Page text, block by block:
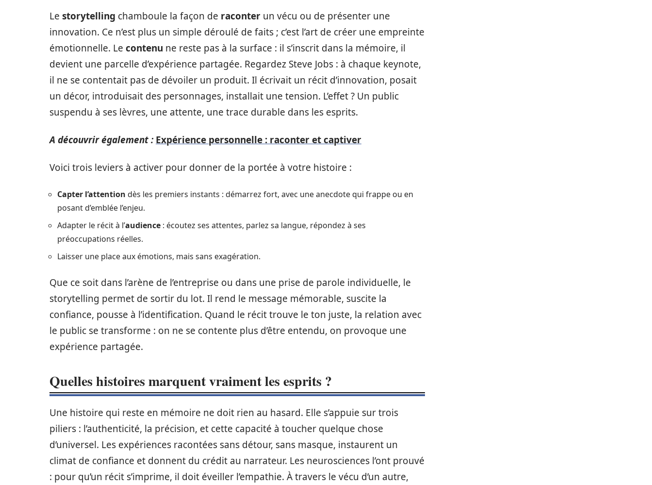
Le storytelling chamboule la façon de raconter un vécu ou de présenter une
innovation. Ce n’est plus un simple déroulé de faits ; c’est l’art de créer une empreinte
émotionnelle. Le contenu ne reste pas à la surface : il s’inscrit dans la mémoire, il
devient une parcelle d’expérience partagée. Regardez Steve Jobs : à chaque keynote,
il ne se contentait pas de dévoiler un produit. Il écrivait un récit d’innovation, posait
un décor, introduisait des personnages, installait une tension. L’effet ? Un public
suspendu à ses lèvres, une attente, une trace durable dans les esprits.
A découvrir également : Expérience personnelle : raconter et captiver
Voici trois leviers à activer pour donner de la portée à votre histoire :
Capter l’attention dès les premiers instants : démarrez fort, avec une anecdote qui frappe ou en
posant d’emblée l’enjeu.
Adapter le récit à l’audience : écoutez ses attentes, parlez sa langue, répondez à ses
préoccupations réelles.
Laisser une place aux émotions, mais sans exagération.
Que ce soit dans l’arène de l’entreprise ou dans une prise de parole individuelle, le
storytelling permet de sortir du lot. Il rend le message mémorable, suscite la
confiance, pousse à l’identification. Quand le récit trouve le ton juste, la relation avec
le public se transforme : on ne se contente plus d’être entendu, on provoque une
expérience partagée.
Quelles histoires marquent vraiment les esprits ?
Une histoire qui reste en mémoire ne doit rien au hasard. Elle s’appuie sur trois
piliers : l’authenticité, la précision, et cette capacité à toucher quelque chose
d’universel. Les expériences racontées sans détour, sans masque, instaurent un
climat de confiance et donnent du crédit au narrateur. Les neurosciences l’ont prouvé
: pour qu’un récit s’imprime, il doit éveiller l’empathie. À travers le vécu d’un autre,